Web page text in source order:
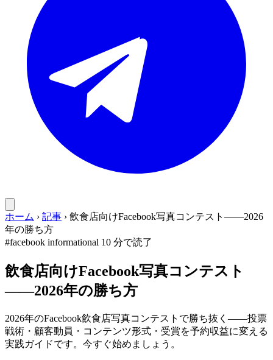
ホーム › 記事 › 飲食店向けFacebook写真コンテスト——2026
年の勝ち方
#facebook informational 10 分で読了
飲食店向けFacebook写真コンテスト
——2026年の勝ち方
2026年のFacebook飲食店写真コンテストで勝ち抜く——投票
戦術・顧客動員・コンテンツ形式・受賞を予約収益に変える
実践ガイドです。今すぐ始めましょう。